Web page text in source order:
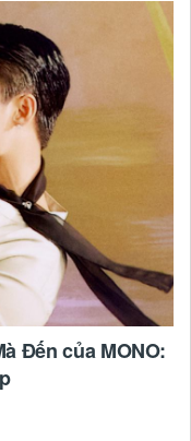
Đến của MONO: